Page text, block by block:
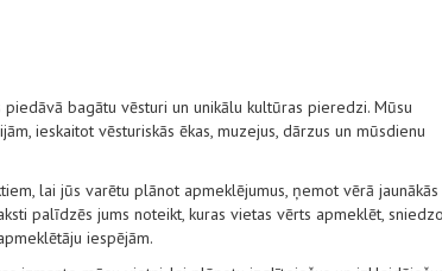
bagātu vēsturi un unikālu kultūras pieredzi. Mūsu
ieskaitot vēsturiskās ēkas, muzejus, dārzus un mūsdienu
lai jūs varētu plānot apmeklējumus, ņemot vērā jaunākās
palīdzēs jums noteikt, kuras vietas vērts apmeklēt,
iespējām.